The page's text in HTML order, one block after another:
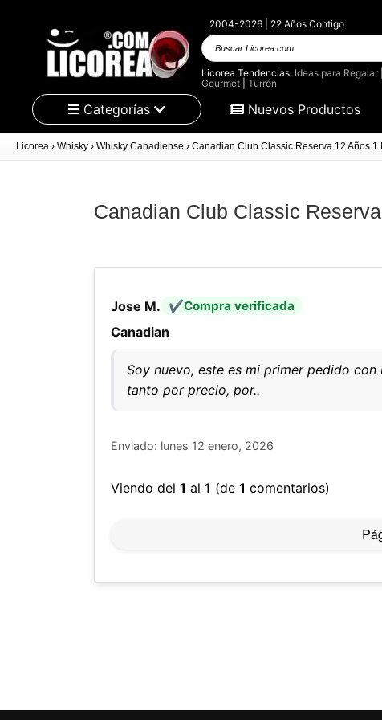
2004-2026 | 22 Años Contigo
Buscar
Licorea.com
Licorea Tendencias: Ideas para Regalar|
Gourmet| Turrón
Categorías Nuevos Productos
Licorea › Whisky › Whisky Canadiense › Canadian Club Classic Reserva 12 Años 1
Canadian Club Classic
Jose M. Compra verificada
Canadian
Soy nuevo, este es mi primer pedido
tanto por precio, por..
Enviado: lunes 12 enero, 2026
Viendo del 1 al 1 (de 1 comentarios)